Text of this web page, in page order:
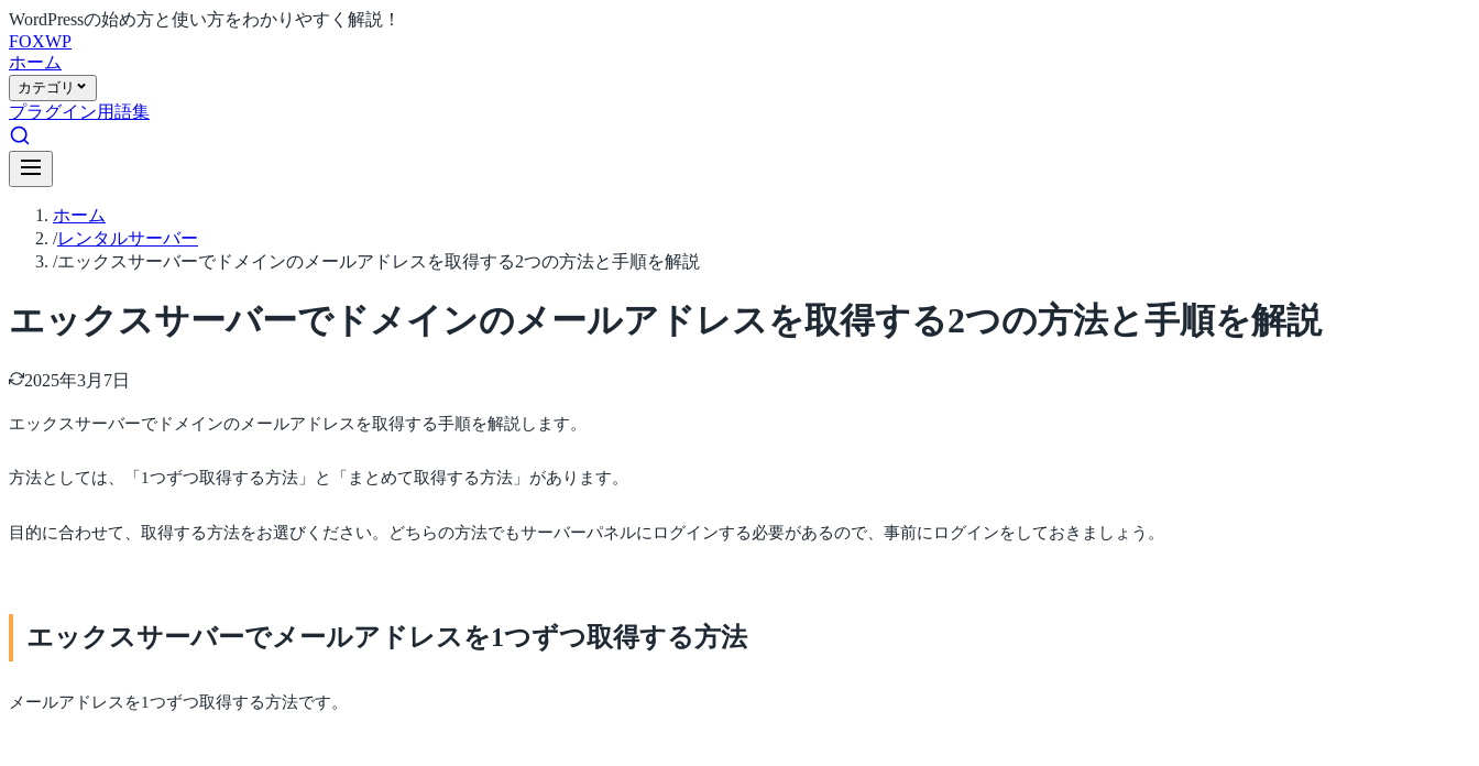
WordPressの始め方と使い方をわかりやすく解説！
FOXWP
ホーム
カテゴリ
プラグイン用語集
ホーム
/レンタルサーバー
/エックスサーバーでドメインのメールアドレスを取得する2つの方法と手順を解説
エックスサーバーでドメインのメールアドレスを取得する2つの方法と手順を解説
2025年3月7日
エックスサーバーでドメインのメールアドレスを取得する手順を解説します。
方法としては、「1つずつ取得する方法」と「まとめて取得する方法」があります。
目的に合わせて、取得する方法をお選びください。どちらの方法でもサーバーパネルにログインする必要があるので、事前にログインをしておきましょう。
エックスサーバーでメールアドレスを1つずつ取得する方法
メールアドレスを1つずつ取得する方法です。